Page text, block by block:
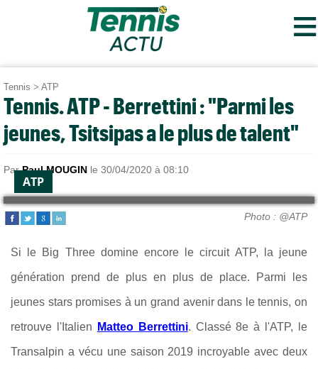
≡
Tennis > ATP
Tennis. ATP - Berrettini : "Parmi les
jeunes, Tsitsipas a le plus de talent"
ParPaul MOUGIN le 30/04/2020 à 08:10
ATP
Photo : @ATP
Si le Big Three domine encore le circuit ATP, la jeune
génération prend de plus en plus de place. Parmi les
jeunes stars promises à un grand avenir dans le tennis, on
retrouve l'Italien Matteo Berrettini. Classé 8e à l'ATP, le
Transalpin a vécu une saison 2019 incroyable avec deux